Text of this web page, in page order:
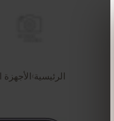
الرئيسية›الأجهزة